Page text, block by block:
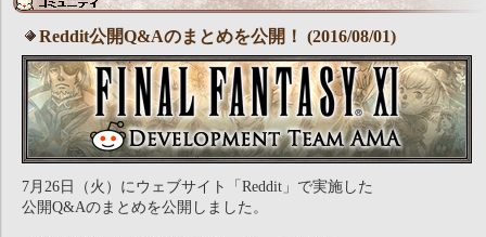
Reddit公開Q&Aのまとめを公開！ (2016/08/01)
7月26日（火）にウェブサイト「Reddit」で実施した
公開Q&Aのまとめを公開しました。